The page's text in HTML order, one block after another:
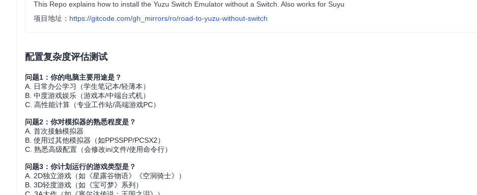
This Repo explains how to install the Yuzu Switch Emulator without a Switch. Also works for Suyu
项目地址： https://gitcode.com/gh_mirrors/ro/road-to-yuzu-without-switch
配置复杂度评估测试
问题1：你的电脑主要用途是？
A. 日常办公学习（学生笔记本/轻薄本）
B. 中度游戏娱乐（游戏本/中端台式机）
C. 高性能计算（专业工作站/高端游戏PC）
问题2：你对模拟器的熟悉程度是？
A. 首次接触模拟器
B. 使用过其他模拟器（如PPSSPP/PCSX2）
C. 熟悉高级配置（会修改ini文件/使用命令行）
问题3：你计划运行的游戏类型是？
A. 2D独立游戏（如《星露谷物语》《空洞骑士》）
B. 3D轻度游戏（如《宝可梦》系列）